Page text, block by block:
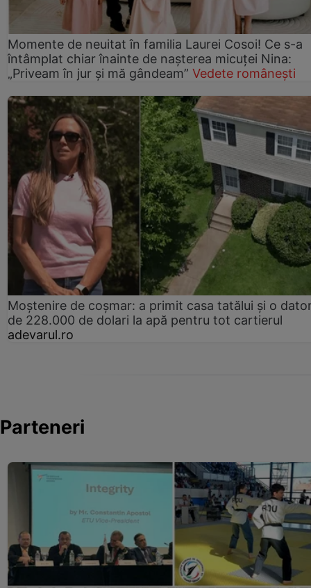
Momente de neuitat în familia Laurei Cosoi! Ce s-a
întâmplat chiar înainte de nașterea micuței Nina:
„Priveam în jur și mă gândeam” Vedete românești
Moștenire de coșmar: a primit casa tatălui și o
de 228.000 de dolari la apă pentru tot cartierul
adevarul.ro
Parteneri